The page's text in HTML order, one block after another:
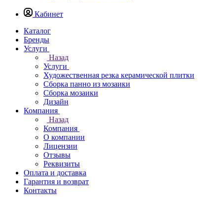
Кабинет
Каталог
Бренды
Услуги
Назад
Услуги
Художественная резка керамической плитки
Сборка панно из мозаики
Сборка мозаики
Дизайн
Компания
Назад
Компания
О компании
Лицензии
Отзывы
Реквизиты
Оплата и доставка
Гарантия и возврат
Контакты